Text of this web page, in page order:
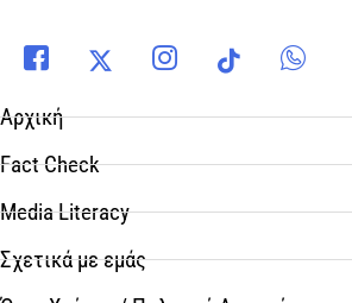
Αρχική
Fact Check
Media Literacy
Σχετικά με εμάς